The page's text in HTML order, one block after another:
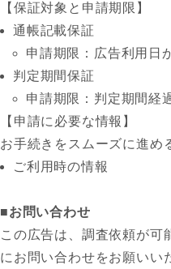
【保証対象と申請期限】
通帳記載保証
申請期限：広告利用日
判定期間保証
申請期限：判定期間経
【申請に必要な情報】
お手続きをスムーズに進め
ご利用時の情報
■お問い合わせ
この広告は、調査依頼が可
にお問い合わせをお願いい